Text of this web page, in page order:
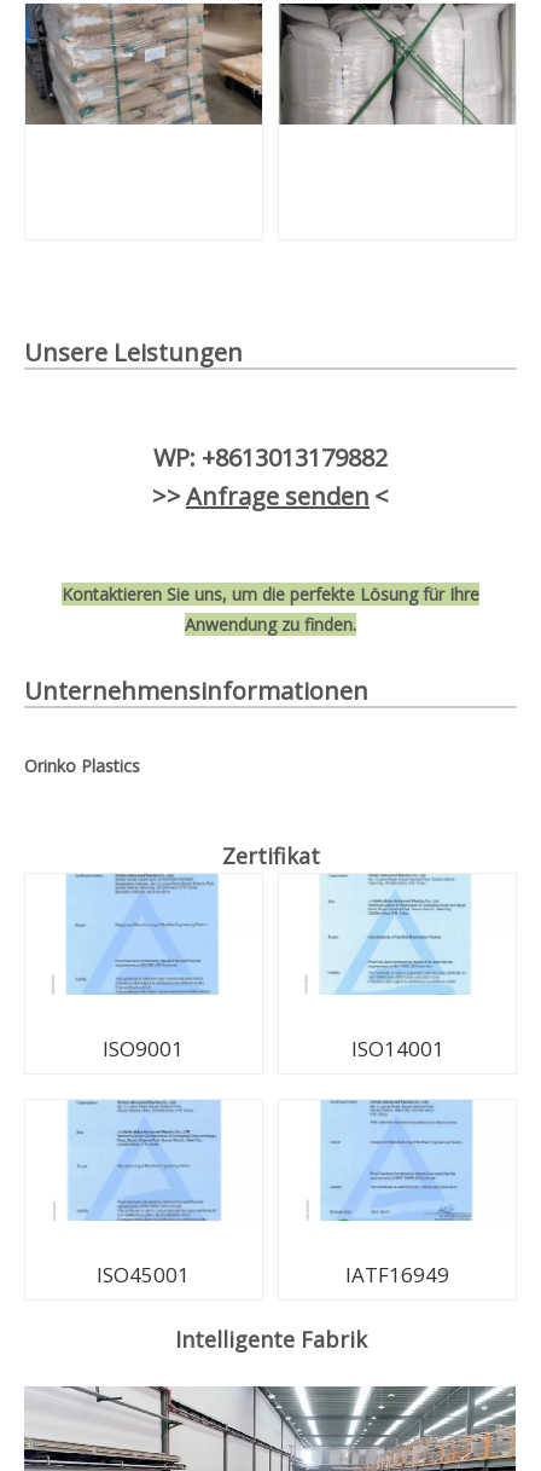
Unsere Leistungen
WP: +8613013179882
>>Anfrage senden <
Kontaktieren Sie uns, um die perfekte Lösung für Ihre
Anwendung zu finden.
Unternehmensinformationen
Orinko Plastics
Zertifikat
ISO9001 ISO14001
ISO45001 IATF16949
Intelligente Fabrik